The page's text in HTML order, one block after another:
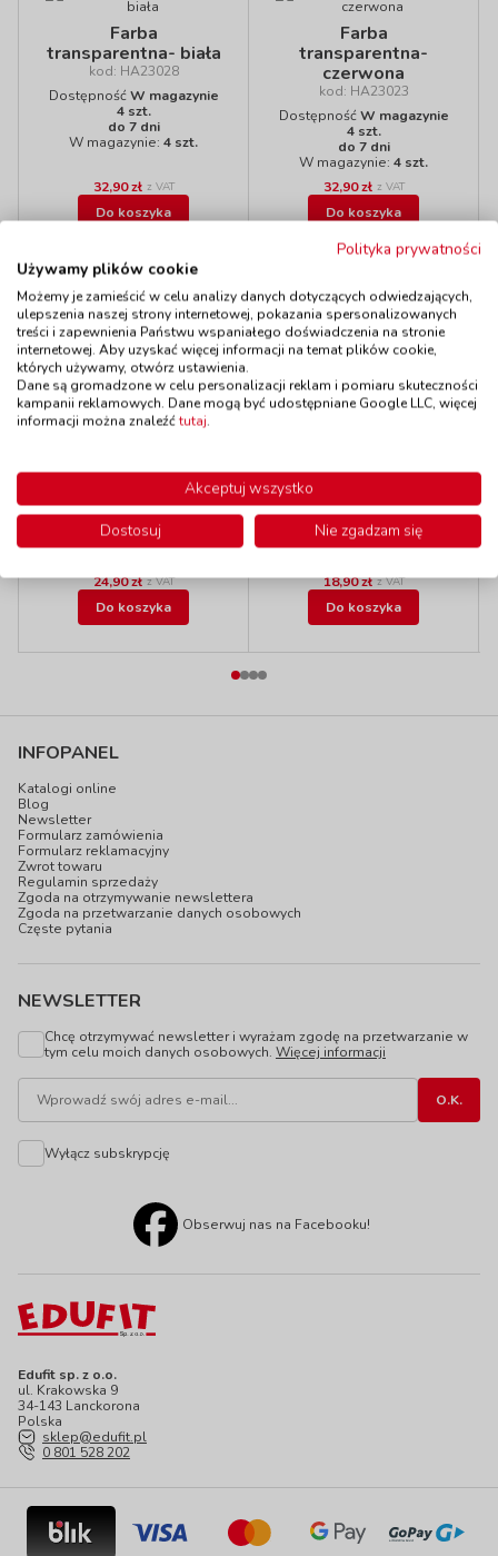
Farba
transparentna- biała
kod: HA23028
DostępnośćW magazynie
4 szt.
do 7 dni
W magazynie:4 szt.
32,90 zł z VAT
Do koszyka
Farba
transparentna-
czerwona
kod: HA23023
DostępnośćW magazynie
4 szt.
do 7 dni
W magazynie:4 szt.
32,90 zł z VAT
Do koszyka
Polecamy
Farba zdrapka
DostępnośćW magazynie
do 5 dni
24,90 zł z VAT
Do koszyka
Wyprzedaż!
na szkle- srebrna
DostępnośćW magazynie
1 szt.
do 7 dni
18,90 zł z VAT
Do koszyka
Edufit sp. z o.o.
ul. Krakowska 9
34-143 Lanckorona
Polska
sklep@edufit.pl
0 801 528 202
INFOPANEL
Katalogi online
Blog
Newsletter
Formularz zamówienia
Formularz reklamacyjny
Zwrot towaru
Regulamin sprzedaży
Zgoda na otrzymywanie newslettera
Zgoda na przetwarzanie danych osobowych
Częste pytania
NEWSLETTER
Chcę otrzymywać newsletter i wyrażam zgodę na przetwarzanie w
tym celu moich danych osobowych. Więcej informacji
Wyłącz subskrypcję
Obserwuj nas na Facebooku!
Polityka prywatności
Używamy plików cookie
Możemy je zamieścić w celu analizy danych dotyczących odwiedzających,
ulepszenia naszej strony internetowej, pokazania spersonalizowanych
treści i zapewnienia Państwu wspaniałego doświadczenia na stronie
internetowej. Aby uzyskać więcej informacji na temat plików cookie,
których używamy, otwórz ustawienia.
Dane są gromadzone w celu personalizacji reklam i pomiaru skuteczności
kampanii reklamowych. Dane mogą być udostępniane Google LLC, więcej
informacji można znaleźćtutaj.
Akceptuj wszystko
Dostosuj
Nie zgadzam się